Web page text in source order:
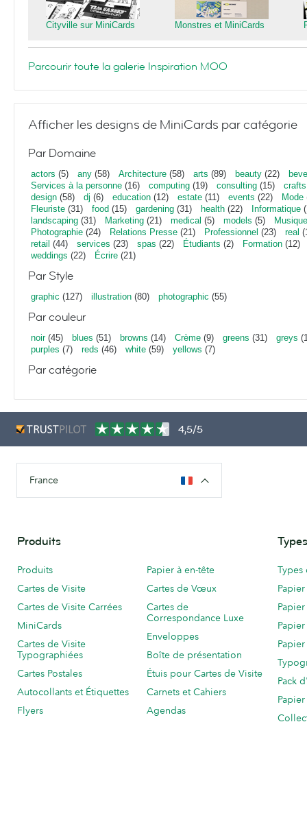
Cityville sur MiniCards Monstres et MiniCards
Parcourir toute la galerie Inspiration MOO
Afficher les designs de MiniCards par catégorie
Par Domaine
actors (5) any (58) Architecture (58) arts (89) beauty (22)
Services à la personne (16) computing (19) consulting (15) crafts
design (58) dj (6) education (12) estate (11) events (22) Mode
Fleuriste (31) food (15) gardening (31) health (22) Informatique
landscaping (31) Marketing (21) medical (5) models (5)
Photographie (24) Relations Presse (21) Professionnel (23) real
retail (44) services (23) spas (22) Étudiants (2) Formation (12)
weddings (22) Écrire (21)
Par Style
graphic (127) illustration (80) photographic (55)
Par couleur
noir(45) blues (51) browns (14) Crème (9) greens (31) greys
purples (7) reds (46) white (59) yellows (7)
Par catégorie
4,5/5
France
Produits
Produits
Cartes de Visite
Cartes de Visite Carrées
MiniCards
Cartes de Visite
Typographiées
Cartes Postales
Autocollants et Étiquettes
Flyers
Papier à en-tête
Cartes de Vœux
Cartes de
Correspondance Luxe
Enveloppes
Boîte de présentation
Étuis pour Cartes de Visite
Carnets et Cahiers
Agendas
Pack